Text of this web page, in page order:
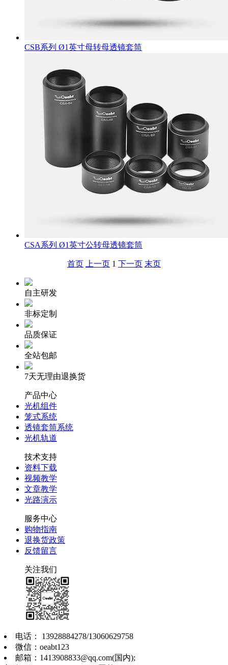
CSB系列 Ø1英寸母转母透镜套筒
CSA系列 Ø1英寸公转母透镜套筒
首页 上一页 1 下一页 末页
自主研发
非标定制
品质保证
全站包邮
7天无理由退换货
产品中心
光机组件
笼式系统
透镜套筒系统
光机轨道
技术支持
资料下载
视频教学
文章教学
光路演示
服务中心
购物指南
退换货政策
反馈留言
关注我们
电话： 13928884278/13060629758
微信：oeabt123
邮箱：1413908833@qq.com(国内);